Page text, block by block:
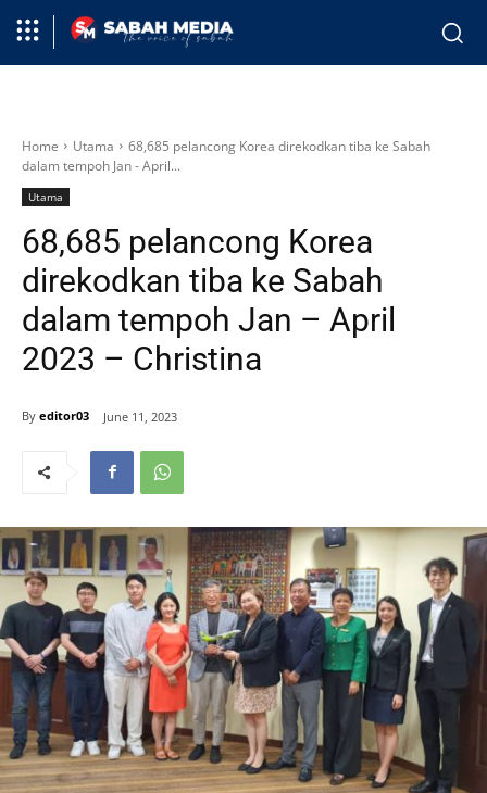
Home Utama
68,685 pelancong Korea direkodkan tiba ke Sabah
dalam tempoh Jan - April...
Utama
68,685 pelancong Korea
direkodkan tiba ke Sabah
dalam tempoh Jan – April
2023 – Christina
By editor03 June 11, 2023